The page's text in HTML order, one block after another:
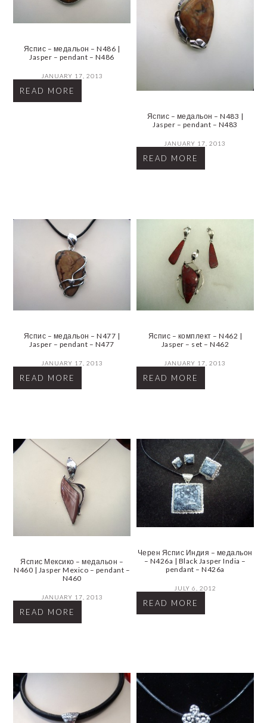
Яспис – медальон – N486 |
Jasper – pendant – N486
JANUARY 17, 2013
READ MORE
Яспис – медальон – N483 |
Jasper – pendant – N483
JANUARY 17, 2013
READ MORE
Яспис – медальон – N477 |
Jasper – pendant – N477
JANUARY 17, 2013
READ MORE
Яспис – комплект – N462 |
Jasper – set – N462
JANUARY 17, 2013
READ MORE
Яспис Мексико – медальон –
N460 | Jasper Mexico – pendant –
N460
JANUARY 17, 2013
READ MORE
Черен Яспис Индия – медальон
– N426a | Black Jasper India –
pendant – N426a
JULY 6, 2012
READ MORE